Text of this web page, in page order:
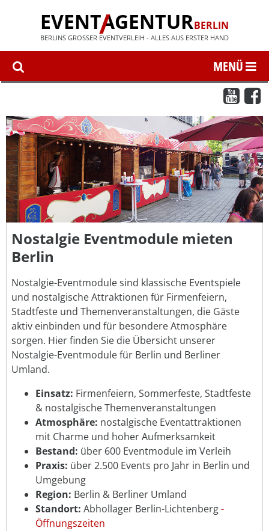
EVENTAGENTURBERLIN
BERLINS GROSSER EVENTVERLEIH - ALLES AUS ERSTER HAND
Nostalgie Eventmodule mieten
Berlin
Nostalgie-Eventmodule sind klassische Eventspiele
und nostalgische Attraktionen für Firmenfeiern,
Stadtfeste und Themenveranstaltungen, die Gäste
aktiv einbinden und für besondere Atmosphäre
sorgen. Hier finden Sie die Übersicht unserer
Nostalgie-Eventmodule für Berlin und Berliner
Umland.
Einsatz: Firmenfeiern, Sommerfeste, Stadtfeste
& nostalgische Themenveranstaltungen
Atmosphäre: nostalgische Eventattraktionen
mit Charme und hoher Aufmerksamkeit
Bestand: über 600 Eventmodule im Verleih
Praxis: über 2.500 Events pro Jahr in Berlin und
Umgebung
Region: Berlin & Berliner Umland
Standort: Abhollager Berlin-Lichtenberg-
Öffnungszeiten